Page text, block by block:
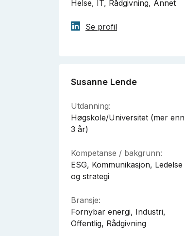
Helse, IT, Rådgivning, Annet
Se profil
Susanne Lende
Utdanning:
Høgskole/Universitet (mer enn
3 år)
Kompetanse / bakgrunn:
ESG, Kommunikasjon, Ledelse
og strategi
Bransje:
Fornybar energi, Industri,
Offentlig, Rådgivning